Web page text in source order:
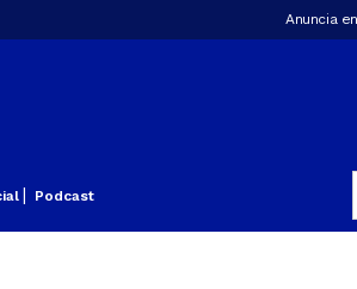
Anuncia
Podcast